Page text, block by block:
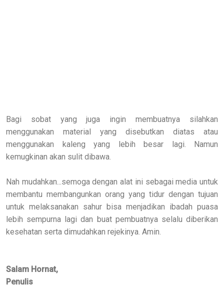
Bagi sobat yang juga ingin membuatnya silahkan
menggunakan material yang disebutkan diatas atau
menggunakan kaleng yang lebih besar lagi. Namun
kemugkinan akan sulit dibawa.
Nah mudahkan...semoga dengan alat ini sebagai media untuk
membantu membangunkan orang yang tidur dengan tujuan
untuk melaksanakan sahur bisa menjadikan ibadah puasa
lebih sempurna lagi dan buat pembuatnya selalu diberikan
kesehatan serta dimudahkan rejekinya. Amin.
Salam Hornat,
Penulis